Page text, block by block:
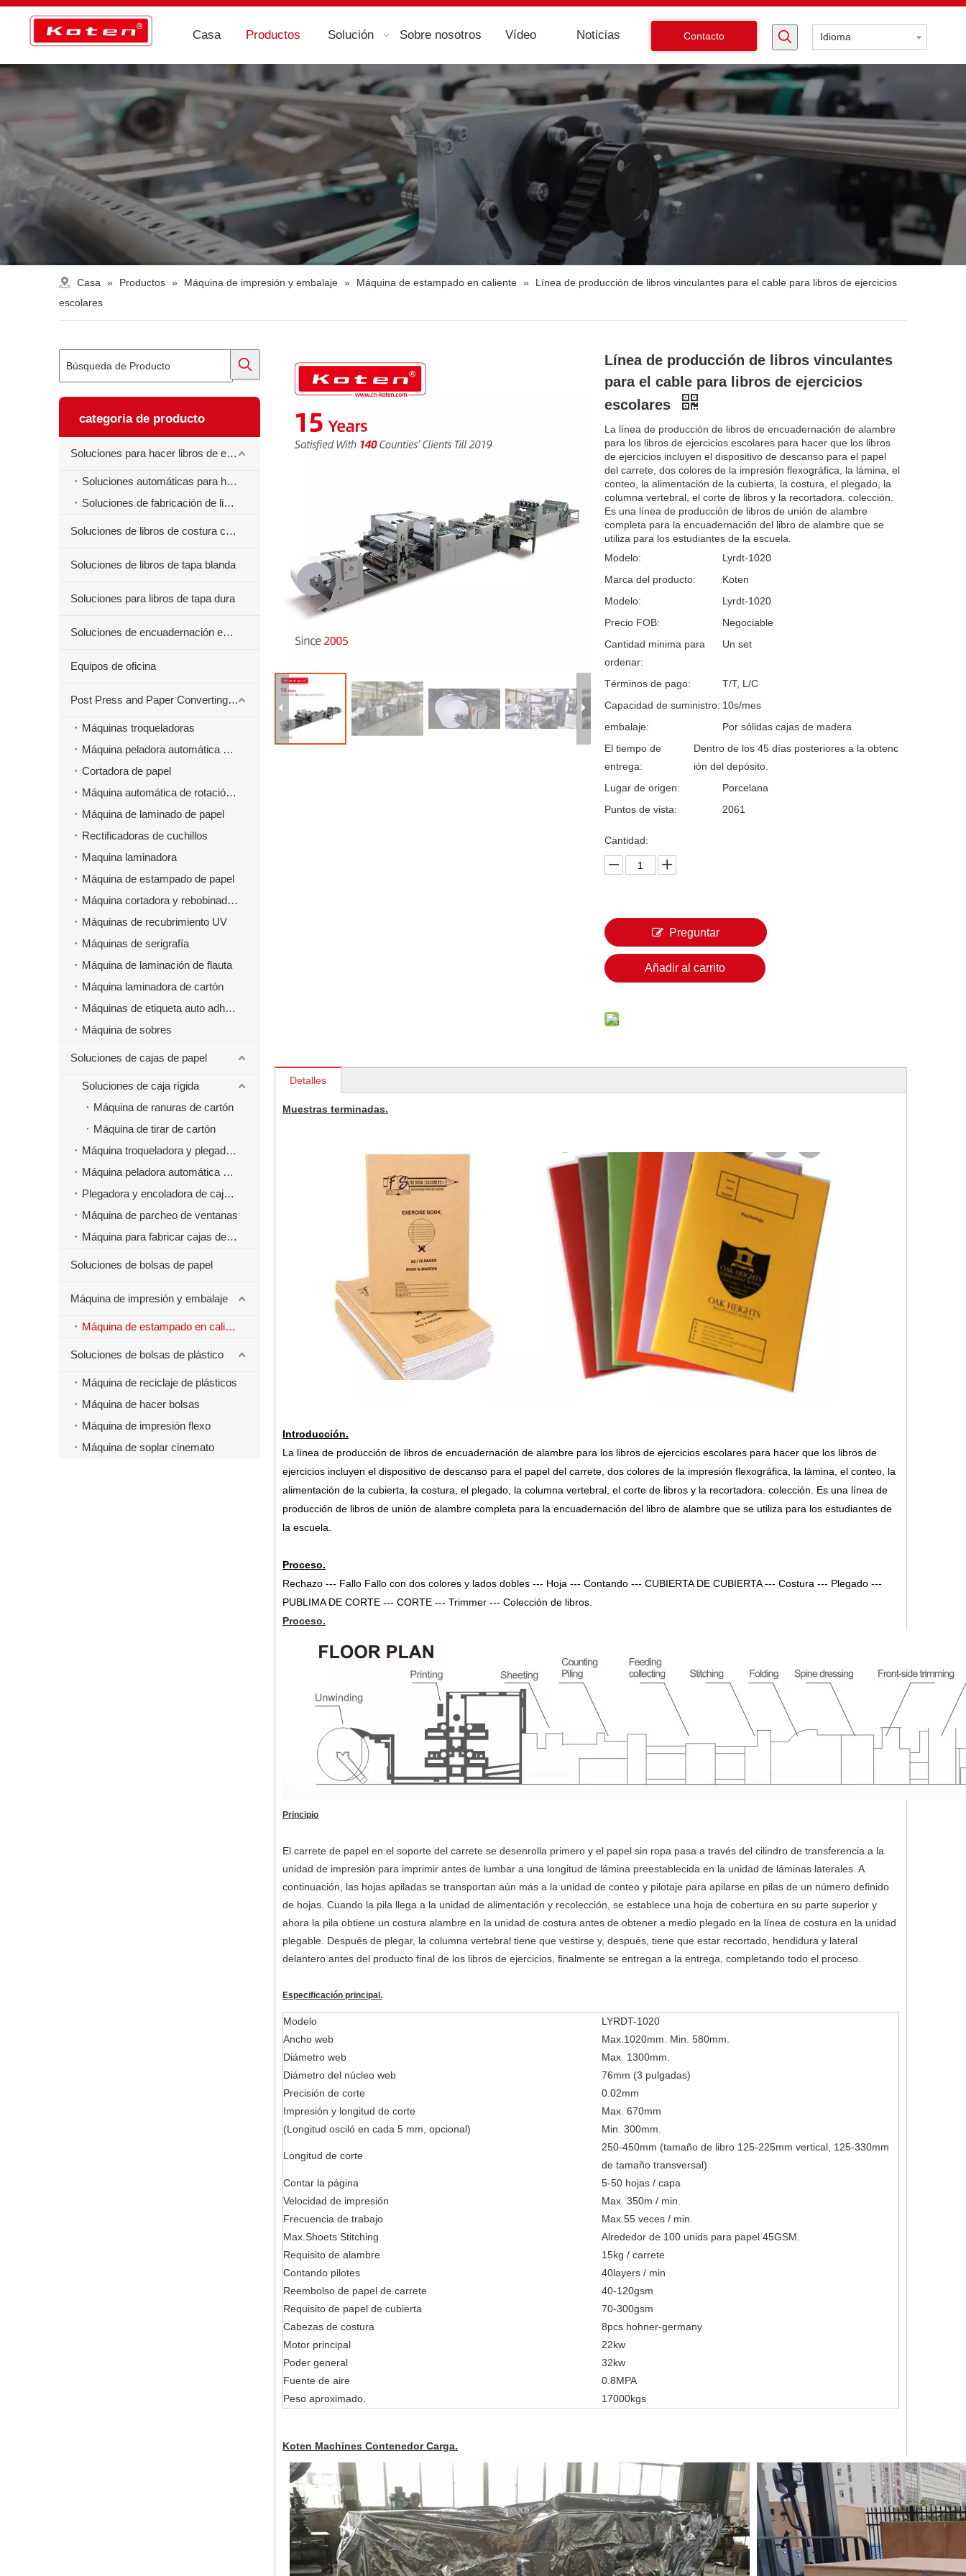
Casa Productos Solución Sobre nosotros Vídeo Noticias Contacto Idioma
Casa » Productos » Máquina de impresión y embalaje » Máquina de estampado en caliente »
Línea de producción de libros vinculantes para el cable para libros de ejercicios
escolares
categoria de producto
Soluciones para hacer libros de ejercicios
Soluciones automáticas para hacer libros de ejercicios
Soluciones de fabricación de libros de ejercicios semiautomáticos
Soluciones de libros de costura centrales
Soluciones de libros de tapa blanda
Soluciones para libros de tapa dura
Soluciones de encuadernación en espiral para libros
Equipos de oficina
Post Press and Paper Converting Máquinas
Máquinas troqueladoras
Máquina peladora automática para material troquelado
Cortadora de papel
Máquina automática de rotación de papel
Máquina de laminado de papel
Rectificadoras de cuchillos
Maquina laminadora
Máquina de estampado de papel
Máquina cortadora y rebobinadora
Máquinas de recubrimiento UV
Máquinas de serigrafía
Máquina de laminación de flauta
Máquina laminadora de cartón
Máquinas de etiqueta auto adhesivas
Máquina de sobres
Soluciones de cajas de papel
Soluciones de caja rígida
Máquina de ranuras de cartón
Máquina de tirar de cartón
Máquina troqueladora y plegadora
Máquina peladora automática de cajas de papel
Plegadora y encoladora de cajas de papel
Máquina de parcheo de ventanas
Máquina para fabricar cajas de papel de comida rápida para hamburguesas
Soluciones de bolsas de papel
Máquina de impresión y embalaje
Máquina de estampado en caliente
Soluciones de bolsas de plástico
Máquina de reciclaje de plásticos
Máquina de hacer bolsas
Máquina de impresión flexo
Máquina de soplar cinemato
Línea de producción de libros vinculantes
para el cable para libros de ejercicios
escolares
La línea de producción de libros de encuadernación de alambre
para los libros de ejercicios escolares para hacer que los libros
de ejercicios incluyen el dispositivo de descanso para el papel
del carrete, dos colores de la impresión flexográfica, la lámina, el
conteo, la alimentación de la cubierta, la costura, el plegado, la
columna vertebral, el corte de libros y la recortadora. colección.
Es una línea de producción de libros de unión de alambre
completa para la encuadernación del libro de alambre que se
utiliza para los estudiantes de la escuela.
Modelo:
Lyrdt-1020
Marca del producto:
Koten
Modelo:
Lyrdt-1020
Precio FOB:
Negociable
Cantidad minima para
ordenar:
Un set
Términos de pago:
T/T, L/C
Capacidad de suministro: 10s/mes
embalaje:
Por sólidas cajas de madera
El tiempo de
entrega:
Dentro de los 45 días posteriores a la obtenc
ión del depósito.
Lugar de origen:
Porcelana
Puntos de vista:
2061
Cantidad:
Preguntar
Añadir al carrito
Detalles
Muestras terminadas.
Introducción.
La línea de producción de libros de encuadernación de alambre para los libros de ejercicios escolares para hacer que los libros de
ejercicios incluyen el dispositivo de descanso para el papel del carrete, dos colores de la impresión flexográfica, la lámina, el conteo, la
alimentación de la cubierta, la costura, el plegado, la columna vertebral, el corte de libros y la recortadora. colección. Es una línea de
producción de libros de unión de alambre completa para la encuadernación del libro de alambre que se utiliza para los estudiantes de
la escuela.
Proceso.
Rechazo --- Fallo Fallo con dos colores y lados dobles --- Hoja --- Contando --- CUBIERTA DE CUBIERTA --- Costura --- Plegado ---
PUBLIMA DE CORTE --- CORTE --- Trimmer --- Colección de libros.
Proceso.
Principio
El carrete de papel en el soporte del carrete se desenrolla primero y el papel sin ropa pasa a través del cilindro de transferencia a la
unidad de impresión para imprimir antes de lumbar a una longitud de lámina preestablecida en la unidad de láminas laterales. A
continuación, las hojas apiladas se transportan aún más a la unidad de conteo y pilotaje para apilarse en pilas de un número definido
de hojas. Cuando la pila llega a la unidad de alimentación y recolección, se establece una hoja de cobertura en su parte superior y
ahora la pila obtiene un costura alambre en la unidad de costura antes de obtener a medio plegado en la línea de costura en la unidad
plegable. Después de plegar, la columna vertebral tiene que vestirse y, después, tiene que estar recortado, hendidura y lateral
delantero antes del producto final de los libros de ejercicios, finalmente se entregan a la entrega, completando todo el proceso.
Especificación principal.
Modelo
LYRDT-1020
Ancho web
Max.1020mm. Min. 580mm.
Diámetro web
Max. 1300mm.
Diámetro del núcleo web
76mm (3 pulgadas)
Precisión de corte
0.02mm
Impresión y longitud de corte
Max. 670mm
(Longitud osciló en cada 5 mm, opcional)
Min. 300mm.
Longitud de corte
250-450mm (tamaño de libro 125-225mm vertical, 125-330mm
de tamaño transversal)
Contar la página
5-50 hojas / capa
Velocidad de impresión
Max. 350m / min.
Frecuencia de trabajo
Max.55 veces / min.
Max.Shoets Stitching
Alrededor de 100 unids para papel 45GSM.
Requisito de alambre
15kg / carrete
Contando pilotes
40layers / min
Reembolso de papel de carrete
40-120gsm
Requisito de papel de cubierta
70-300gsm
Cabezas de costura
8pcs hohner-germany
Motor principal
22kw
Poder general
32kw
Fuente de aire
0.8MPA
Peso aproximado.
17000kgs
Koten Machines Contenedor Carga.